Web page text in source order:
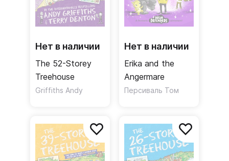
Нет в наличии
The 52-Storey
Treehouse
Griffiths Andy
Нет в наличии
Erika and the
Angermare
Персиваль Том